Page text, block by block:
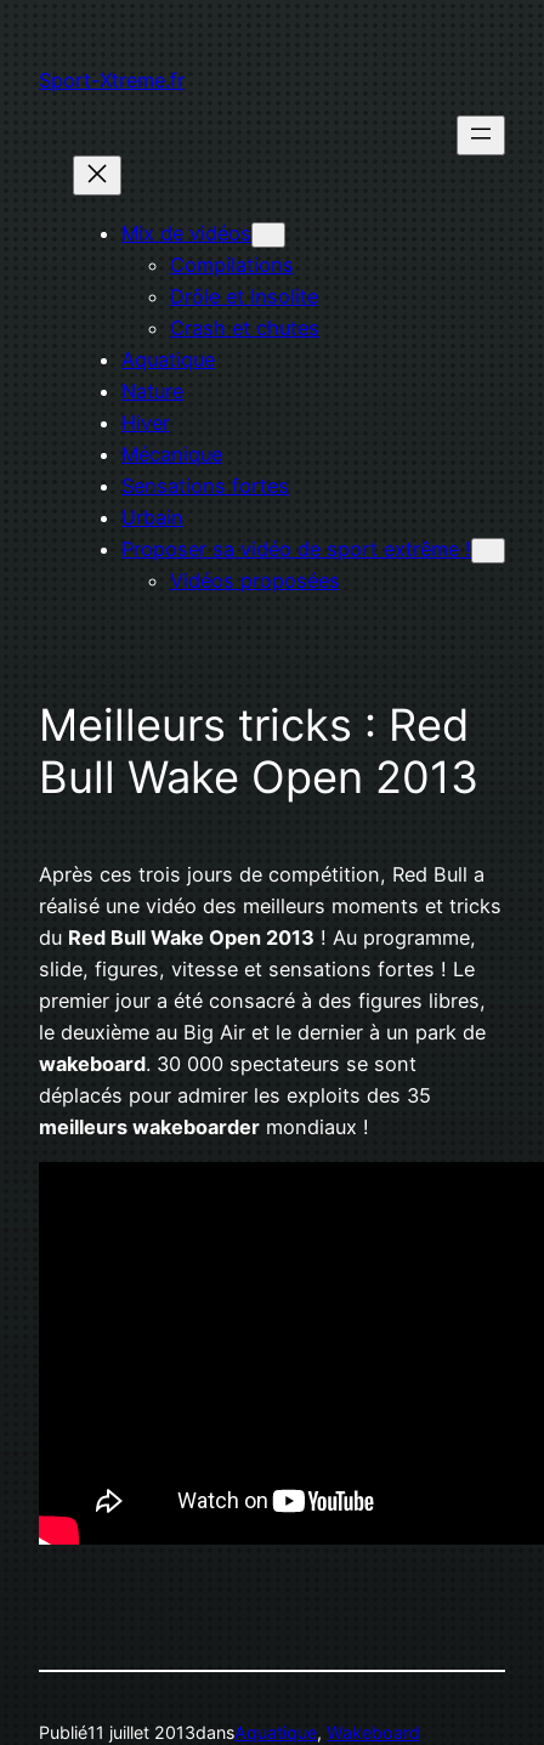
contenu
Sport-Xtreme.fr
Mix de vidéos
Compilations
Drôle et Insolite
Crash et chutes
Aquatique
Nature
Hiver
Mécanique
Sensations fortes
Urbain
Proposer sa vidéo de sport extrême !
Vidéos proposées
Meilleurs tricks : Red
Bull Wake Open 2013
Après ces trois jours de compétition, Red Bull a
réalisé une vidéo des meilleurs moments et tricks
du Red Bull Wake Open 2013 ! Au programme,
slide, figures, vitesse et sensations fortes ! Le
premier jour a été consacré à des figures libres,
le deuxième au Big Air et le dernier à un park de
wakeboard. 30 000 spectateurs se sont
déplacés pour admirer les exploits des 35
meilleurs wakeboarder mondiaux !
Publié11 juillet 2013dansAquatique, Wakeboard